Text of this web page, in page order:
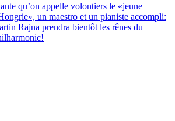
qu’on appelle volontiers le «jeune
un maestro et un pianiste accompli:
Rajna prendra bientôt les rênes du